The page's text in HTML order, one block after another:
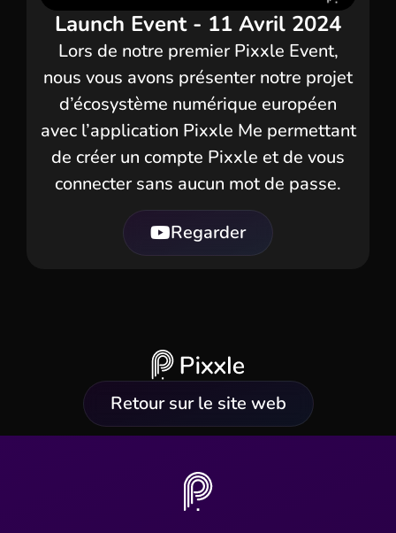
Launch Event - 11 Avril 2024
Lors de notre premier Pixxle Event,
nous vous avons présenter notre projet
d’écosystème numérique européen
avec l’application Pixxle Me permettant
de créer un compte Pixxle et de vous
connecter sans aucun mot de passe.
Regarder
Retour sur le site web